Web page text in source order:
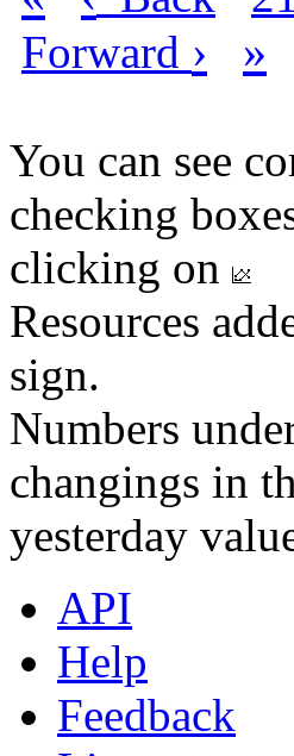
Forward › »
You can see
checking
clicking on
Resources
sign.
Numbers
changings in
yesterday
API
Help
Feedback